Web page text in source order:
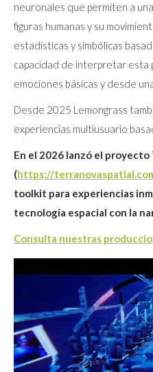
neuronales que permiten a
figuras humanas y su
estadísticas y simbólicas
capacidad de interpretar esta
emociones básicas y desde
Desde 2025 Lemongrass
experiencias multiusuario
En el 2026 lanzó el proyecto
(https://
toolkit para experiencias
tecnología espacial con la
Consulta nuestras